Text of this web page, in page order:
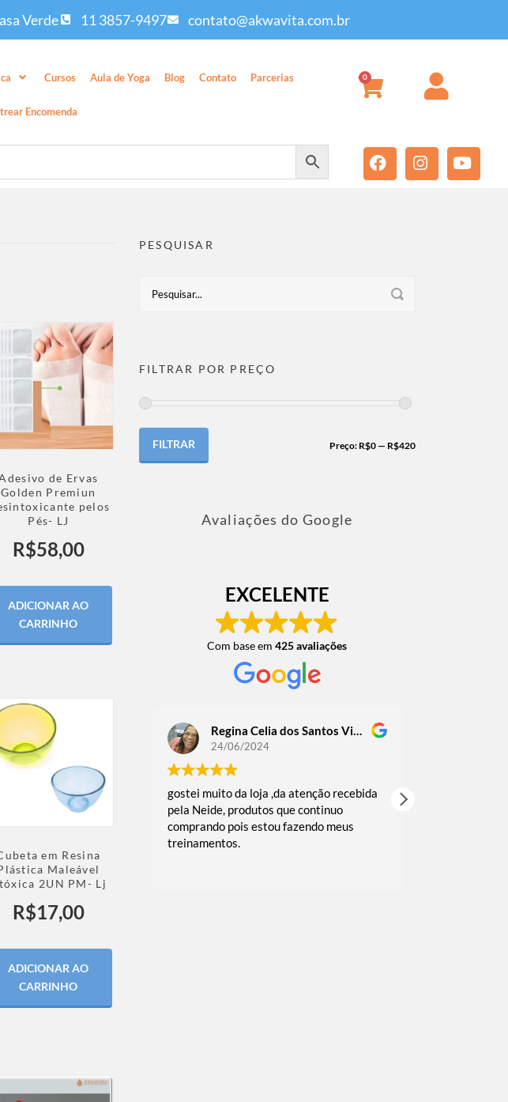
Verde 11 3857-9497 contato@akwavita.com.br
Cursos Aula de Yoga Blog Contato Parcerias
Encomenda
0
de Ervas
Golden Premiun
pelos
Pés- LJ
R$58,00
ADICIONAR AO
CARRINHO
em Resina
Maleável
2UN PM- Lj
R$17,00
ADICIONAR AO
CARRINHO
PESQUISAR
FILTRAR POR PREÇO
FILTRAR Preço: R$0— R$420
Avaliações do Google
EXCELENTE
Com base em425 avaliações
Regina Celia dos Santos Victoriano Guedes
24/06/2024
gostei muito da loja ,da atenção recebida
pela Neide, produtos que continuo
comprando pois estou fazendo meus
treinamentos.